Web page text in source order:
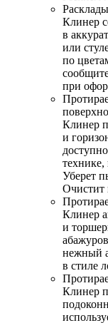
Клинер
в
или
по
при
Клинер
и
Уберет
Очистит
Клинер
и
нежный
в стиле
Клинер